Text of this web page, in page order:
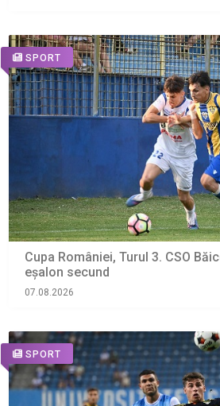
SPORT
Cupa României, Turul 3. CSO
eșalon secund
07.08.2026
SPORT